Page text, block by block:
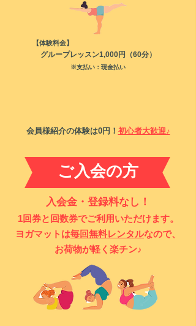
グループレッスン1,000円（60分）
※支払い：現金払い
【体験料金】
会員様紹介の体験は0円！ 初心者大歓迎♪
ご入会の方
入会金・登録料なし！
1回券と 回数券でご利用いただけます。
​ヨガマットは毎回無料レンタルなので、
お荷物が軽く楽​チン♪